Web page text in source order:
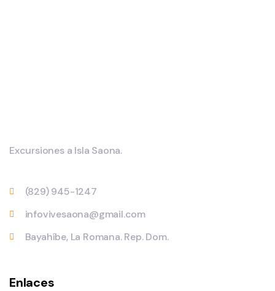
Excursiones a Isla Saona.
(829) 945-1247
infovivesaona@gmail.com
Bayahíbe, La Romana. Rep. Dom.
Enlaces